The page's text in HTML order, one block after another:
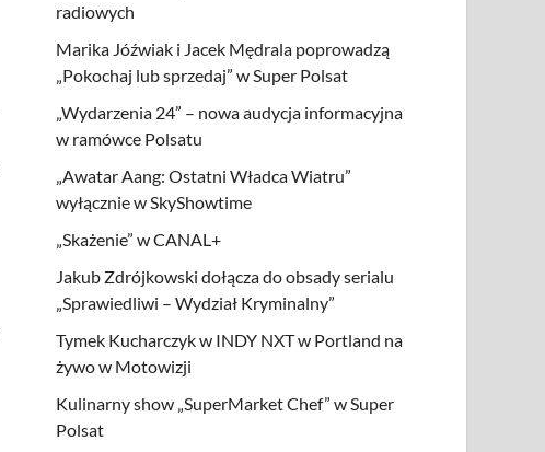
radiowych
Marika Jóźwiak i Jacek Mędrala poprowadzą
„Pokochaj lub sprzedaj” w Super Polsat
„Wydarzenia 24” – nowa audycja informacyjna
w ramówce Polsatu
„Awatar Aang: Ostatni Władca Wiatru”
wyłącznie w SkyShowtime
„Skażenie” w CANAL+
Jakub Zdrójkowski dołącza do obsady serialu
„Sprawiedliwi – Wydział Kryminalny”
Tymek Kucharczyk w INDY NXT w Portland na
żywo w Motowizji
Kulinarny show „SuperMarket Chef” w Super
Polsat